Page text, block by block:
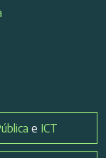
e ICT